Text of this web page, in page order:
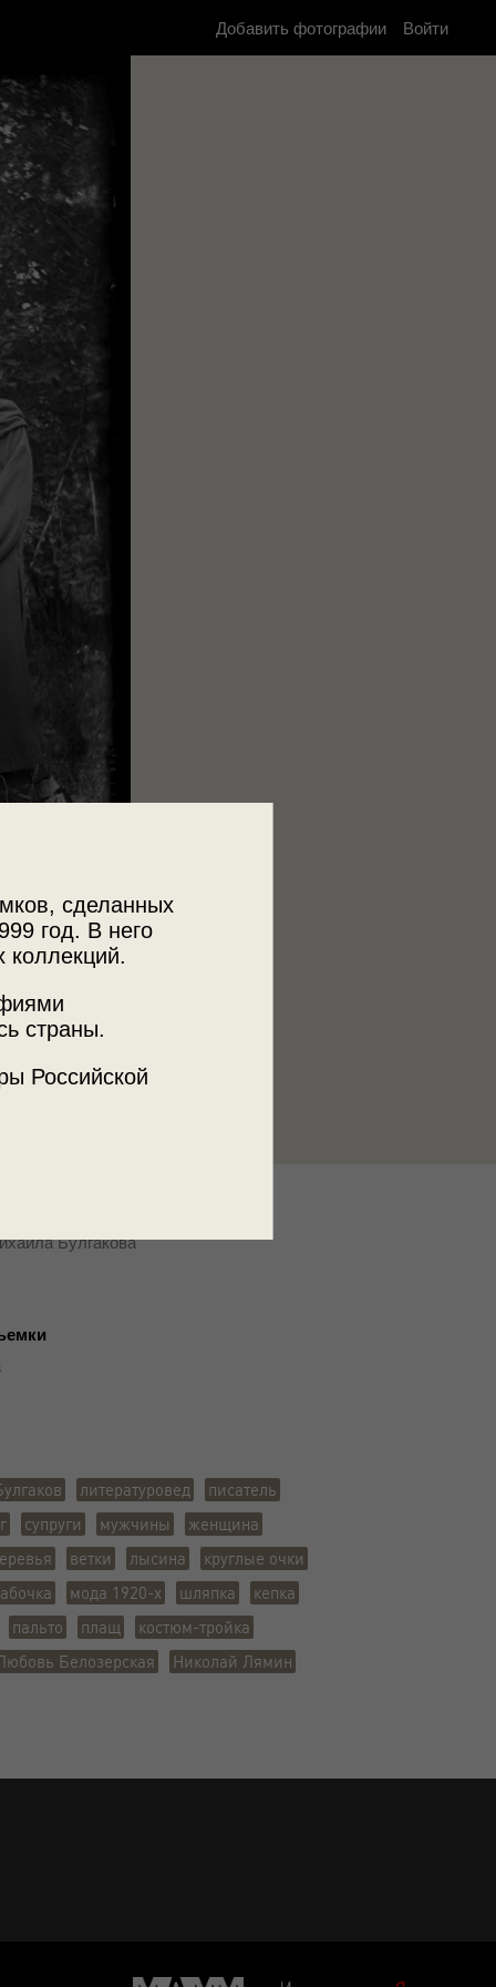
сделанных
год. В него
коллекций.
страны.
Российской
Добавить фотографии Войти
Булгакова
литературовед
писатель
супруги мужчины
женщина
ветки лысина
круглые очки
мода 1920-х шляпка
кепка
пальто
плащ
костюм-тройка
Белозерская
Николай Лямин